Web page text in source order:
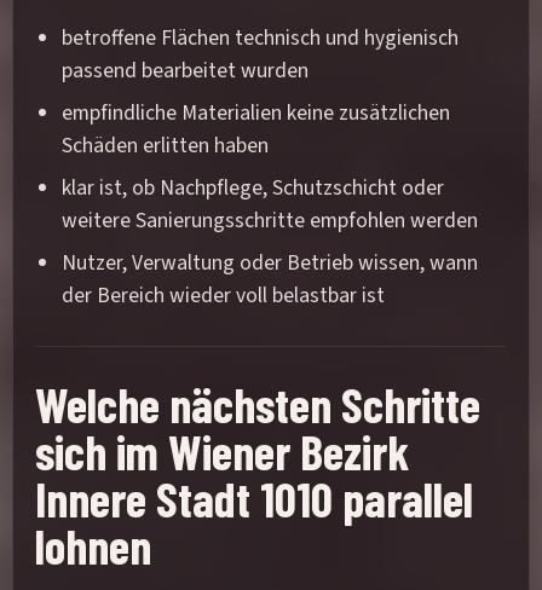
betroffene Flächen technisch und hygienisch
passend bearbeitet wurden
empfindliche Materialien keine zusätzlichen
Schäden erlitten haben
klar ist, ob Nachpflege, Schutzschicht oder
weitere Sanierungsschritte empfohlen werden
Nutzer, Verwaltung oder Betrieb wissen, wann
der Bereich wieder voll belastbar ist
Welche nächsten Schritte
sich im Wiener Bezirk
Innere Stadt 1010 parallel
lohnen